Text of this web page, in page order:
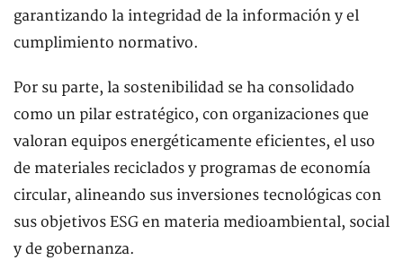
garantizando la integridad de la información y el
cumplimiento normativo.
Por su parte, la sostenibilidad se ha consolidado
como un pilar estratégico, con organizaciones que
valoran equipos energéticamente eficientes, el uso
de materiales reciclados y programas de economía
circular, alineando sus inversiones tecnológicas con
sus objetivos ESG en materia medioambiental, social
y de gobernanza.